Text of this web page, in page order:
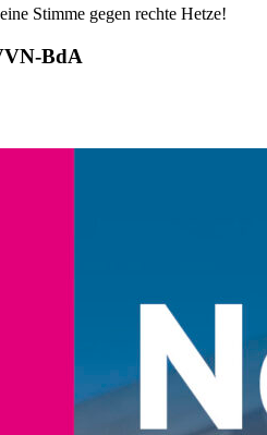
Stimme gegen rechte Hetze!
BdA